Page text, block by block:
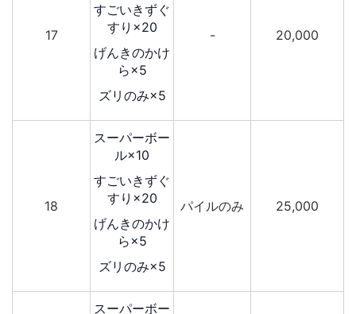
17
すごいきずぐ
すり×20
げんきのかけ
ら×5
ズリのみ×5
- 20,000
18
スーパーボー
ル×10
すごいきずぐ
すり×20
げんきのかけ
ら×5
ズリのみ×5
パイルのみ 25,000
スーパーボー